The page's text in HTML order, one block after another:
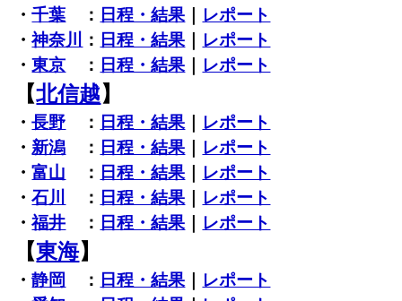
・千葉 ： 日程・結果
レポート
・神奈川 ： 日程・結果
レポート
・東京 ： 日程・結果 レポート
【北信越】
・長野 ： 日程・結果
レポート
・ 新潟 ： 日程・結果
レポート
・富山 ： 日程・結果
レポート
・石川 ： 日程・結果
レポート
・福井 ： 日程・結果 レポート
【東海】
・静岡 ： 日程・結果
レポート